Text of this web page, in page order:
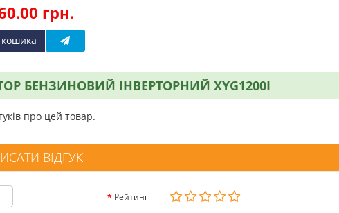
грн.
БЕНЗИНОВИЙ ІНВЕРТОРНИЙ XYG1200I
про цей товар.
ВІДГУК
Рейтинг